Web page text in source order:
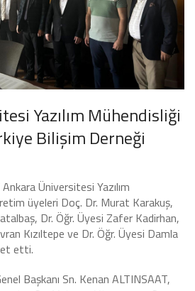
Yazılım Mühendisliği
Bilişim Derneği
Üniversitesi Yazılım
üyeleri Doç. Dr. Murat Karakuş,
Dr. Öğr. Üyesi Zafer Kadirhan,
Kızıltepe ve Dr. Öğr. Üyesi Damla
etti.
Başkanı Sn. Kenan ALTINSAAT,